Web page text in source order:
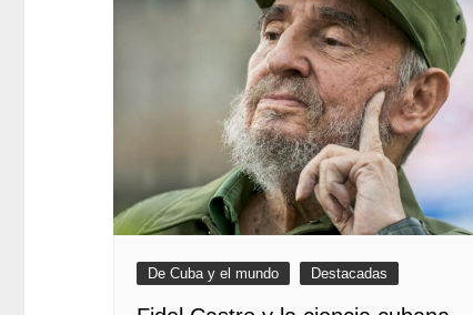
De Cuba y el mundo Destacadas